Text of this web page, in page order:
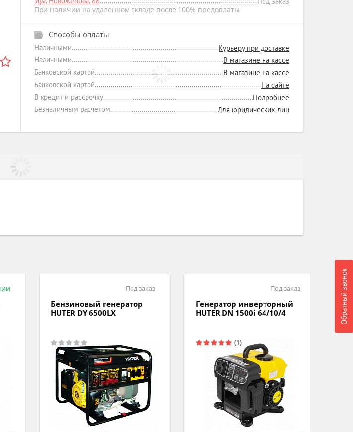
Обратный звонок
При наличии на удаленном складе после 100% предоплаты
Способы оплаты
Наличными
Курьеру при доставке
Наличными
В магазине на кассе
Банковской картой
В магазине на кассе
Банковской картой
На сайте
В кредит и рассрочку
Подробнее
Безналичным расчетом
Для юридических лиц
Под заказ
Бензиновый генератор
HUTER DY 6500LX
Под заказ
Генератор инверторный
HUTER DN 1500i 64/10/4